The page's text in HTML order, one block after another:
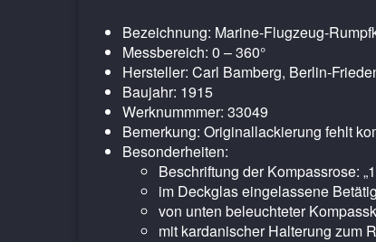
Bezeichnung: Marine-Flugzeug-
Messbereich: 0 – 360°
Hersteller: Carl Bamberg, Berlin-
Baujahr: 1915
Werknummmer: 33049
Bemerkung: Originallackierung fehlt
Besonderheiten:
Beschriftung der Kompassrose:
im Deckglas eingelassene
von unten beleuchteter
mit kardanischer Halterung zum